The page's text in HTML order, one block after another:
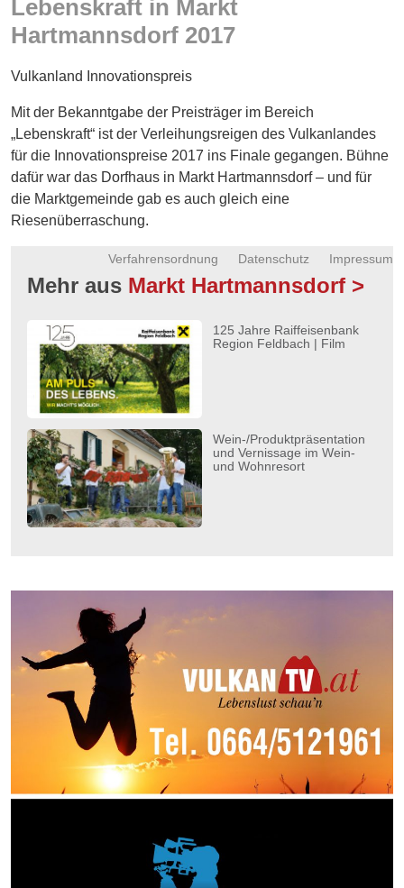
Energie
gfrogt
Zonen
Podcast
Lebenskraft in Markt
Hartmannsdorf 2017
Vulkanland Innovationspreis
Mit der Bekanntgabe der Preisträger im Bereich
„Lebenskraft“ ist der Verleihungsreigen des Vulkanlandes
für die Innovationspreise 2017 ins Finale gegangen. Bühne
dafür war das Dorfhaus in Markt Hartmannsdorf – und für
die Marktgemeinde gab es auch gleich eine
Riesenüberraschung.
Impressum
Datenschutz
Verfahrensordnung
Mehr aus Markt Hartmannsdorf >
125 Jahre Raiffeisenbank
Region Feldbach | Film
Wein-/Produktpräsentation
und Vernissage im Wein-
und Wohnresort